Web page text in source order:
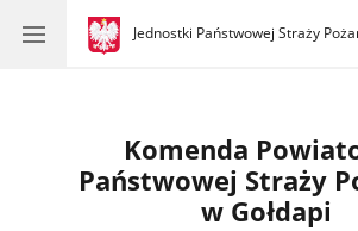
gov.pl
Jednostki Państwowej Straży
gov.pl
Jednostki
Komenda
Państwowej Straży
w Gołdapi